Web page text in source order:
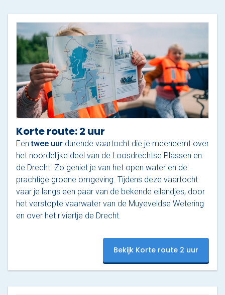
Korte route: 2 uur
Eentwee uur durende vaartocht die je meeneemt over
het noordelijke deel van de Loosdrechtse Plassen en
de Drecht. Zo geniet je van het open water en de
prachtige groene omgeving. Tijdens deze vaartocht
vaar je langs een paar van de bekende eilandjes, door
het verstopte vaarwater van de Muyeveldse Wetering
en over het riviertje de Drecht.
Bekijk Korte route 2 uur